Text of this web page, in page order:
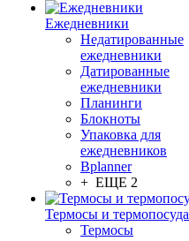
Ежедневники
Недатированные
ежедневники
Датированные
ежедневники
Планинги
Блокноты
Упаковка для
ежедневников
Bplanner
+ ЕЩЕ 2
Термосы и термопосуда
Термосы